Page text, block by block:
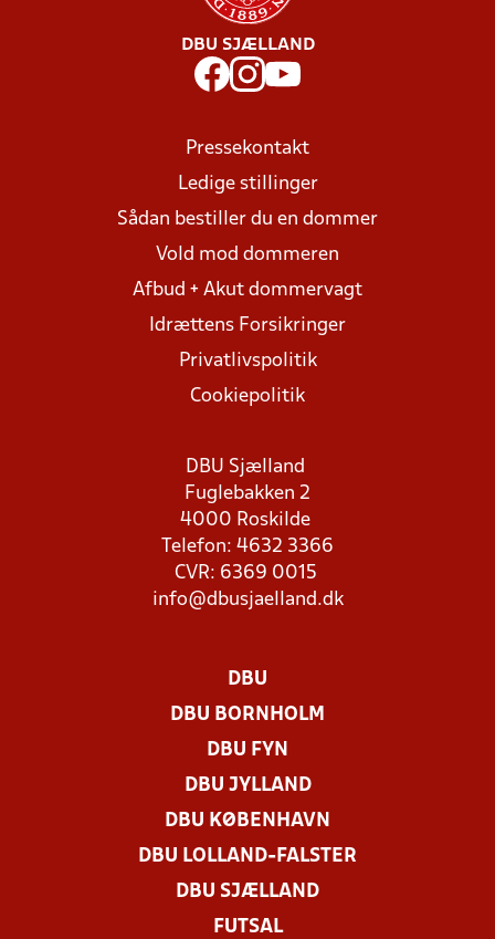
DBU SJÆLLAND
Pressekontakt
Ledige stillinger
Sådan bestiller du en dommer
Vold mod dommeren
Afbud + Akut dommervagt
Idrættens Forsikringer
Privatlivspolitik
Cookiepolitik
DBU Sjælland
Fuglebakken 2
4000 Roskilde
Telefon: 4632 3366
CVR: 6369 0015
info@dbusjaelland.dk
DBU
DBU BORNHOLM
DBU FYN
DBU JYLLAND
DBU KØBENHAVN
DBU LOLLAND-FALSTER
DBU SJÆLLAND
FUTSAL